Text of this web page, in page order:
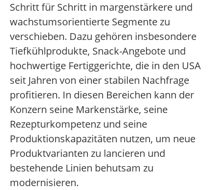
Schritt für Schritt in margenstärkere und
wachstumsorientierte Segmente zu
verschieben. Dazu gehören insbesondere
Tiefkühlprodukte, Snack-Angebote und
hochwertige Fertiggerichte, die in den USA
seit Jahren von einer stabilen Nachfrage
profitieren. In diesen Bereichen kann der
Konzern seine Markenstärke, seine
Rezepturkompetenz und seine
Produktionskapazitäten nutzen, um neue
Produktvarianten zu lancieren und
bestehende Linien behutsam zu
modernisieren.